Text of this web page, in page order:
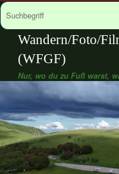
Wandern/Foto/
(WFGF)
Nur, wo du zu Fuß warst,